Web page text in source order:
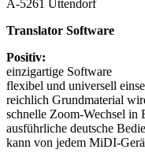
A-5261 Uttendorf
Translator Software
Positiv:
einzigartige Software
flexibel und universell
reichlich Grundmaterial
schnelle Zoom-Wechsel in
ausführliche deutsche
kann von jedem MiDI-